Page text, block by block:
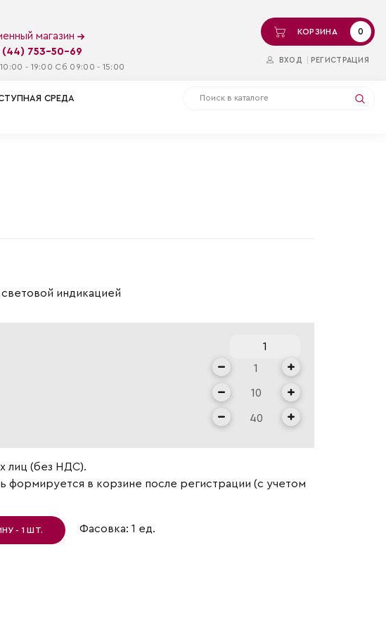
магазин
(44) 753-50-69
- 19:00 Сб 09:00 - 15:00
КОРЗИНА 0
ВХОД РЕГИСТРАЦИЯ
СРЕДА
индикацией
лиц (без НДС).
формируется в корзине после регистрации (с учетом
- 1 ШТ. Фасовка: 1 ед.